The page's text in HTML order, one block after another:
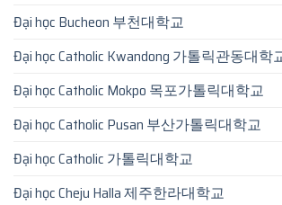
Đại học Bucheon 부천대학교
Đại học Catholic Kwandong 가톨릭관동대학
Đại học Catholic Mokpo 목포가톨릭대학교
Đại học Catholic Pusan 부산가톨릭대학교
Đại học Catholic 가톨릭대학교
Đại học Cheju Halla 제주한라대학교